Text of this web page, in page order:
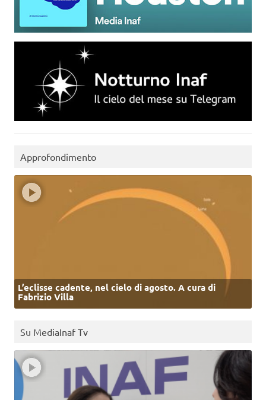
Approfondimento
L’eclisse cadente, nel cielo di agosto. A cura di
Fabrizio Villa
Su MediaInaf Tv